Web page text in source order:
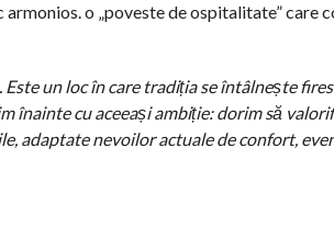
o „poveste de ospitalitate” care
un loc în care tradiția se întâlnește
cu aceeași ambiție: dorim să
adaptate nevoilor actuale de confort,